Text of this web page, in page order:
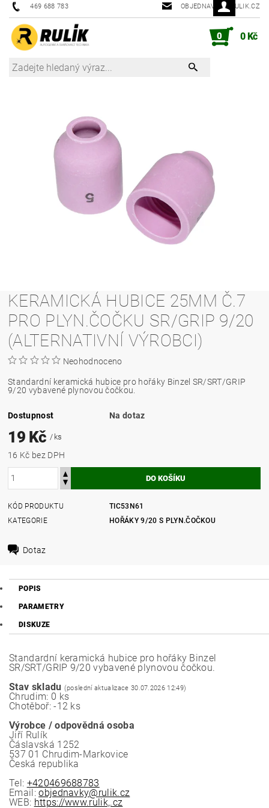
469 688 783 OBJEDNAVKY@RULIK.CZ
0 0 Kč
KERAMICKÁ HUBICE 25MM Č.7
PRO PLYN.ČOČKU SR/GRIP 9/20
(ALTERNATIVNÍ VÝROBCI)
Neohodnoceno
Standardní keramická hubice pro hořáky Binzel SR/SRT/GRIP
9/20 vybavené plynovou čočkou.
Dostupnost Na dotaz
19 Kč/ ks
16 Kč bez DPH
KÓD PRODUKTU
TIC53N61
KATEGORIE
HOŘÁKY 9/20 S PLYN.ČOČKOU
Dotaz
POPIS
PARAMETRY
DISKUZE
Standardní keramická hubice pro hořáky Binzel
SR/SRT/GRIP 9/20 vybavené plynovou čočkou.
Stav skladu (poslední aktualizace 30.07.2026 12:49)
Chrudim: 0 ks
Chotěboř: -12 ks
Výrobce / odpovědná osoba
Jiří Rulík
Čáslavská 1252
537 01 Chrudim-Markovice
Česká republika
Tel: +420469688783
Email:objednavky@rulik.cz
WEB: https://www.rulik,.cz